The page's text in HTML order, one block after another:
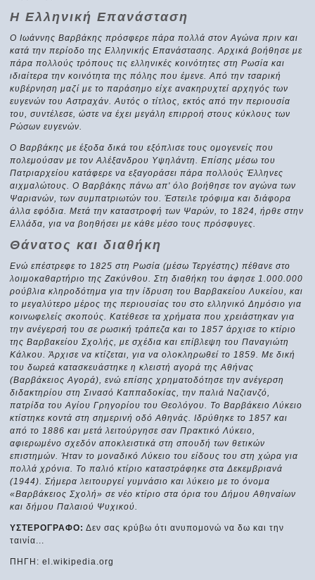
Η Ελληνική Επανάσταση
Ο Ιωάννης Βαρβάκης πρόσφερε πάρα πολλά στον Αγώνα πριν και
κατά την περίοδο της Ελληνικής Επανάστασης. Αρχικά βοήθησε με
πάρα πολλούς τρόπους τις ελληνικές κοινότητες στη Ρωσία και
ιδιαίτερα την κοινότητα της πόλης που έμενε. Από την τσαρική
κυβέρνηση μαζί με το παράσημο είχε ανακηρυχτεί αρχηγός των
ευγενών του Αστραχάν. Αυτός ο τίτλος, εκτός από την περιουσία
του, συντέλεσε, ώστε να έχει μεγάλη επιρροή στους κύκλους των
Ρώσων ευγενών.
Ο Βαρβάκης με έξοδα δικά του εξόπλισε τους ομογενείς που
πολεμούσαν με τον Αλέξανδρου Υψηλάντη. Επίσης μέσω του
Πατριαρχείου κατάφερε να εξαγοράσει πάρα πολλούς Έλληνες
αιχμαλώτους. Ο Βαρβάκης πάνω απ' όλο βοήθησε τον αγώνα των
Ψαριανών, των συμπατριωτών του. Έστειλε τρόφιμα και διάφορα
άλλα εφόδια. Μετά την καταστροφή των Ψαρών, το 1824, ήρθε στην
Ελλάδα, για να βοηθήσει με κάθε μέσο τους πρόσφυγες.
Θάνατος και διαθήκη
Ενώ επέστρεφε το 1825 στη Ρωσία (μέσω Τεργέστης) πέθανε στο
λοιμοκαθαρτήριο της Ζακύνθου. Στη διαθήκη του άφησε 1.000.000
ρούβλια κληροδότημα για την ίδρυση του Βαρβακείου Λυκείου, και
το μεγαλύτερο μέρος της περιουσίας του στο ελληνικό Δημόσιο για
κοινωφελείς σκοπούς. Κατέθεσε τα χρήματα που χρειάστηκαν για
την ανέγερσή του σε ρωσική τράπεζα και το 1857 άρχισε το κτίριο
της Βαρβακείου Σχολής, με σχέδια και επίβλεψη του Παναγιώτη
Κάλκου. Άρχισε να κτίζεται, για να ολοκληρωθεί το 1859. Με δική
του δωρεά κατασκευάστηκε η κλειστή αγορά της Αθήνας
(Βαρβάκειος Αγορά), ενώ επίσης χρηματοδότησε την ανέγερση
διδακτηρίου στη Σινασό Καππαδοκίας, την παλιά Ναζιανζό,
πατρίδα του Αγίου Γρηγορίου του Θεολόγου. Το Βαρβάκειο Λύκειο
κτίστηκε κοντά στη σημερινή οδό Αθηνάς. Ιδρύθηκε το 1857 και
από το 1886 και μετά λειτούργησε σαν Πρακτικό Λύκειο,
αφιερωμένο σχεδόν αποκλειστικά στη σπουδή των θετικών
επιστημών. Ήταν το μοναδικό Λύκειο του είδους του στη χώρα για
πολλά χρόνια. Το παλιό κτίριο καταστράφηκε στα Δεκεμβριανά
(1944). Σήμερα λειτουργεί γυμνάσιo και λύκειο με το όνομα
«Βαρβάκειος Σχολή» σε νέο κτίριο στα όρια του Δήμου Αθηναίων
και δήμου Παλαιού Ψυχικού.
ΥΣΤΕΡΟΓΡΑΦΟ: Δεν σας κρύβω ότι ανυπομονώ να δω και την
ταινία...
ΠΗΓΗ: el.wikipedia.org